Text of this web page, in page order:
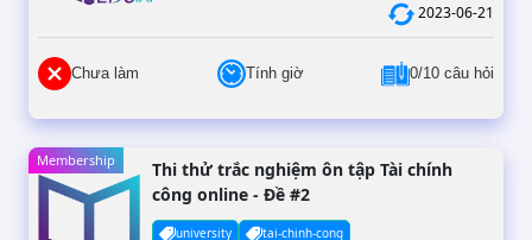
2023-06-21
Chưa làm Tính giờ 0/10 câu hỏi
Membership
Thi thử trắc nghiệm ôn tập Tài chính
công online - Đề #2
university tai-chinh-cong